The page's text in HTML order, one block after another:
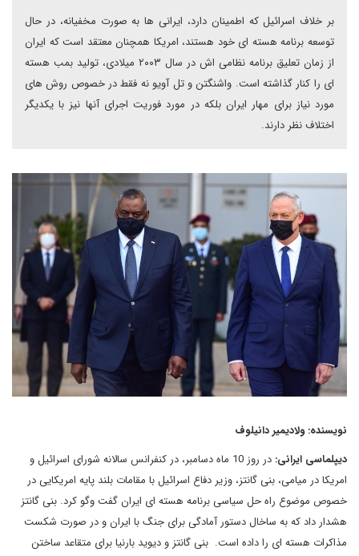
بر خلاف اسرائیل که اطمینان دارد، ایرانی ها به صورت مخفیانه، در حال
توسعه برنامه هسته ای خود هستند، امریکا همچنان معتقد است که ایران
از زمان تعلیق برنامه نظامی اش در سال ۲۰۰۳ میلادی، تولید بمب هسته
ای را کنار گذاشته است. واشنگتن و تل آویو نه فقط در خصوص روش های
مورد نیاز برای مهار ایران بلکه در مورد فوریت اجرای آنها نیز با یکدیگر
اختلاف نظر دارند.
نویسنده: ولادیمیر دانیلوف
دیپلماسی ایرانی:
در روز 10 ماه دسامبر، در کنفرانس سالانه شورای اسرائیل و
امریکا در میامی، بنی گانتز، وزیر دفاع اسرائیل با مقامات بلند پایه امریکایی در
خصوص موضوع راه حل سیاسی برنامه هسته ای ایران گفت وگو کرد. بنی گانتز
هشدار داد که به ساخال دستور آمادگی برای جنگ با ایران و در صورت شکست
مذاکرات هسته ای را داده است. بنی گانتز و دیوید بارنیا برای متقاعد ساختن